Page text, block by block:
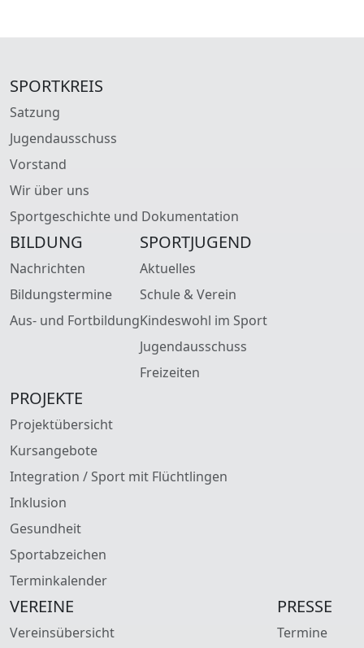
SPORTKREIS
Satzung
Jugendausschuss
Vorstand
Wir über uns
Sportgeschichte und Dokumentation
BILDUNG
Nachrichten
Bildungstermine
Aus- und Fortbildung
SPORTJUGEND
Aktuelles
Schule & Verein
Kindeswohl im Sport
Jugendausschuss
Freizeiten
PROJEKTE
Projektübersicht
Kursangebote
Integration / Sport mit Flüchtlingen
Inklusion
Gesundheit
Sportabzeichen
Terminkalender
VEREINE
Vereinsübersicht
PRESSE
Termine